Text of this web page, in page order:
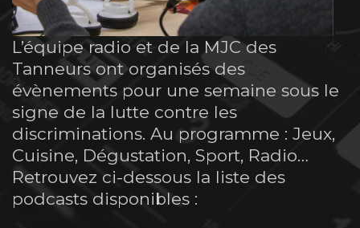
L’équipe radio et de la MJC des
Tanneurs ont organisés des
évènements pour une semaine sous le
signe de la lutte contre les
discriminations. Au programme : Jeux,
Cuisine, Dégustation, Sport, Radio…
Retrouvez ci-dessous la liste des
podcasts disponibles :